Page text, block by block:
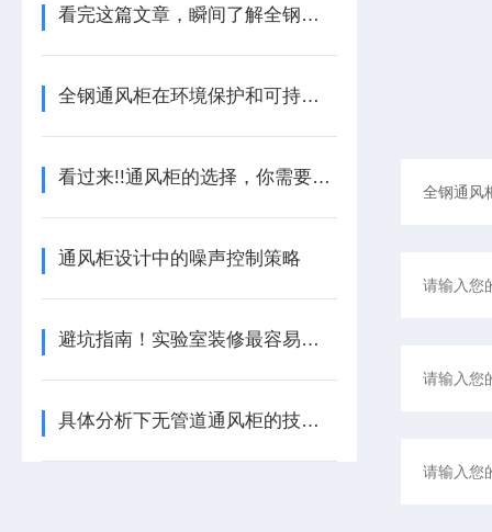
看完这篇文章，瞬间了解全钢通风柜了！
全钢通风柜在环境保护和可持续发展中的作用
看过来!!通风柜的选择，你需要知道哪些?
通风柜设计中的噪声控制策略
避坑指南！实验室装修最容易被忽略的3个坑
具体分析下无管道通风柜的技术原理